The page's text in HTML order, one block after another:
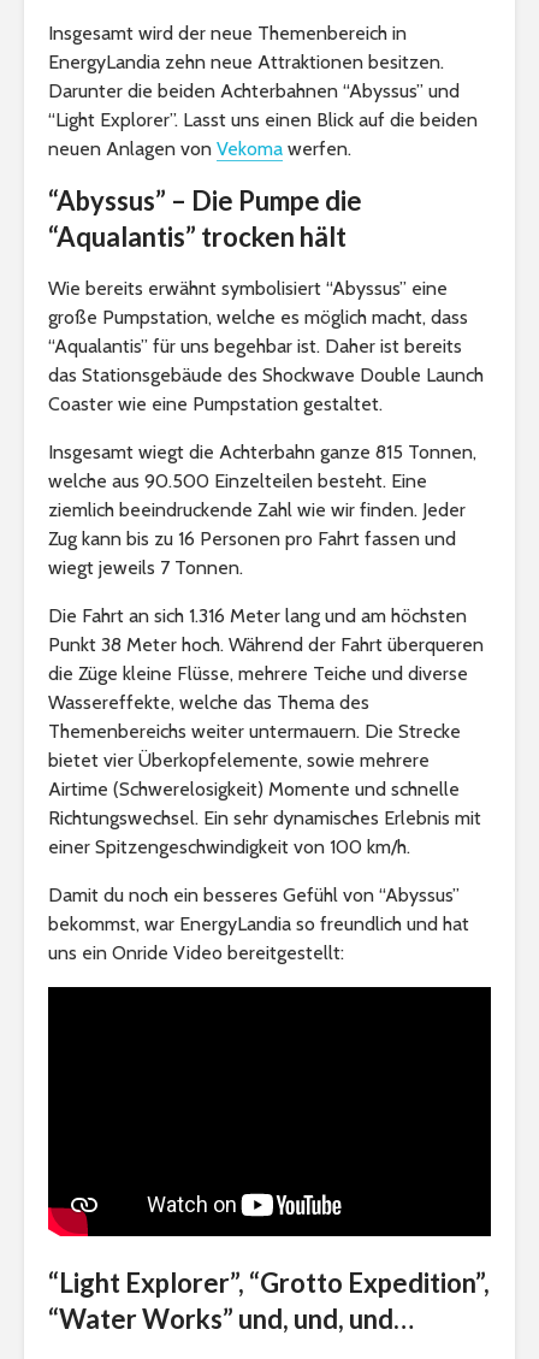
Insgesamt wird der neue Themenbereich in
EnergyLandia zehn neue Attraktionen besitzen.
Darunter die beiden Achterbahnen “Abyssus” und
“Light Explorer”. Lasst uns einen Blick auf die beiden
neuen Anlagen von Vekoma werfen.
“Abyssus” – Die Pumpe die
“Aqualantis” trocken hält
Wie bereits erwähnt symbolisiert “Abyssus” eine
große Pumpstation, welche es möglich macht, dass
“Aqualantis” für uns begehbar ist. Daher ist bereits
das Stationsgebäude des Shockwave Double Launch
Coaster wie eine Pumpstation gestaltet.
Insgesamt wiegt die Achterbahn ganze 815 Tonnen,
welche aus 90.500 Einzelteilen besteht. Eine
ziemlich beeindruckende Zahl wie wir finden. Jeder
Zug kann bis zu 16 Personen pro Fahrt fassen und
wiegt jeweils 7 Tonnen.
Die Fahrt an sich 1.316 Meter lang und am höchsten
Punkt 38 Meter hoch. Während der Fahrt überqueren
die Züge kleine Flüsse, mehrere Teiche und diverse
Wassereffekte, welche das Thema des
Themenbereichs weiter untermauern. Die Strecke
bietet vier Überkopfelemente, sowie mehrere
Airtime (Schwerelosigkeit) Momente und schnelle
Richtungswechsel. Ein sehr dynamisches Erlebnis mit
einer Spitzengeschwindigkeit von 100 km/h.
Damit du noch ein besseres Gefühl von “Abyssus”
bekommst, war EnergyLandia so freundlich und hat
uns ein Onride Video bereitgestellt:
“Light Explorer”, “Grotto Expedition”,
“Water Works” und, und, und…